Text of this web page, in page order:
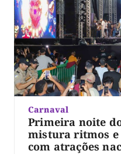
Carnaval
Primeira noite
mistura ritmos
com atrações